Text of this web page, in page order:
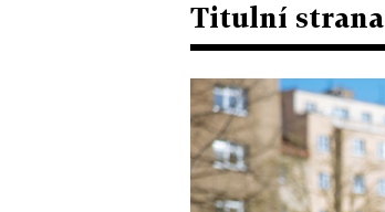
Titulní strana